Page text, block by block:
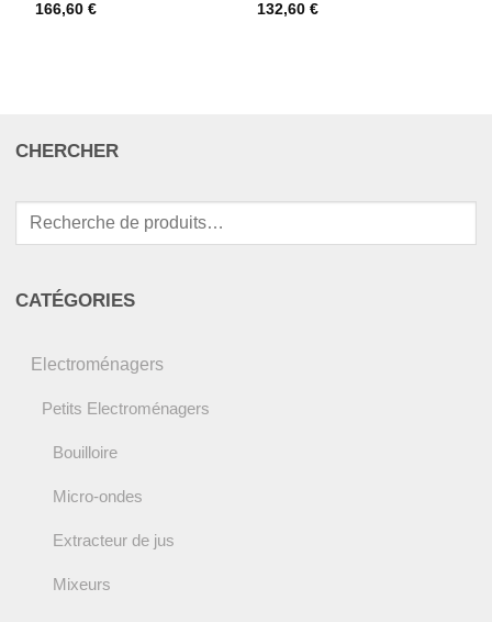
166,60€ 132,60 €
CHERCHER
Recherche
CATÉGORIES
Electroménagers
Petits Electroménagers
Bouilloire
Micro-ondes
Extracteur de jus
Mixeurs